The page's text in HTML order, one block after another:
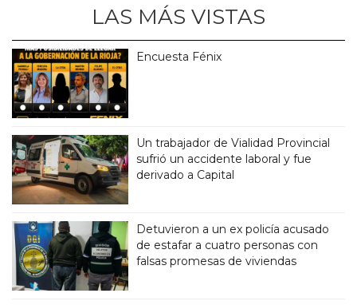
LAS MÁS VISTAS
Encuesta Fénix
Un trabajador de Vialidad Provincial
sufrió un accidente laboral y fue
derivado a Capital
Detuvieron a un ex policía acusado
de estafar a cuatro personas con
falsas promesas de viviendas